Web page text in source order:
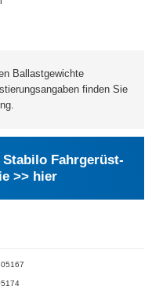
Ballastgewichte
finden Sie
Fahrgerüst-
>> hier